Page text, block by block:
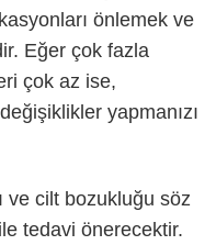
önlemek ve
Eğer çok fazla
çok az ise,
yapmanızı
ve cilt bozukluğu söz
tedavi önerecektir.